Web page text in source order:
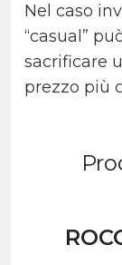
Nel caso
“casual”
sacrificare
prezzo più